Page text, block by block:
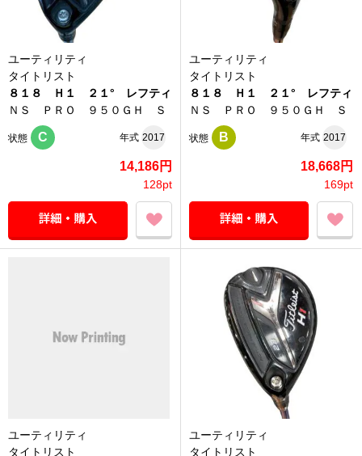
ユーティリティ
タイトリスト
８１８ Ｈ１ ２１° レフティ
ＮＳ ＰＲＯ ９５０ＧＨ Ｓ
状態 C 年式 2017
14,186円
128pt
ユーティリティ
タイトリスト
８１８ Ｈ１ ２１° レフティ
ＮＳ ＰＲＯ ９５０ＧＨ Ｓ
状態 B 年式 2017
18,668円
169pt
ユーティリティ
タイトリスト
ユーティリティ
タイトリスト